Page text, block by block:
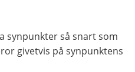
synpunkter så snart som
givetvis på synpunktens